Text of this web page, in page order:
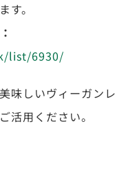
。
list/6930/
味しいヴィーガンレ
活用ください。